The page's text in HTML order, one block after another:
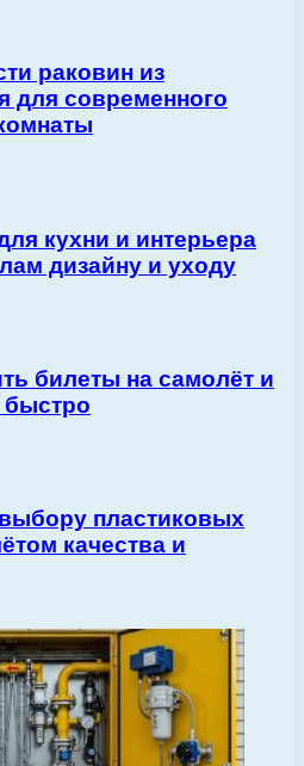
раковин из
для современного
кухни и интерьера
дизайну и уходу
билеты на самолёт и
пластиковых
качества и